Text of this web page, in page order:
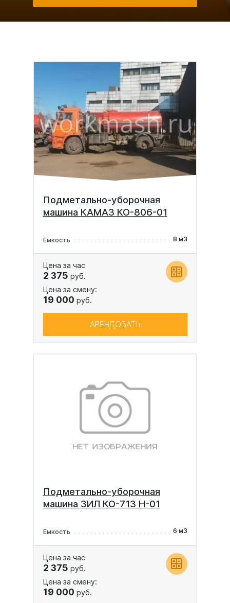
Подметально-уборочная
машина КАМАЗ КО-806-01
Емкость 8 м3
Цена за час
2 375 руб.
Цена за смену:
19 000 руб.
АРЕНДОВАТЬ
Подметально-уборочная
машина ЗИЛ КО-713 Н-01
Емкость 6 м3
Цена за час
2 375 руб.
Цена за смену:
19 000 руб.